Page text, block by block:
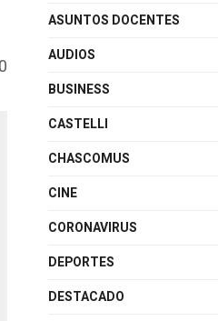
0
ASUNTOS DOCENTES
AUDIOS
BUSINESS
CASTELLI
CHASCOMUS
CINE
CORONAVIRUS
DEPORTES
DESTACADO